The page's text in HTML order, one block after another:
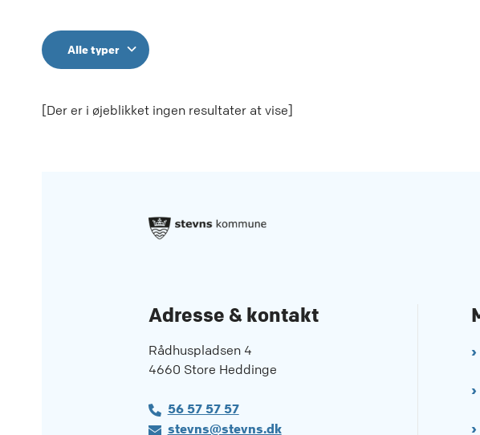
Alle typer
[Der er i øjeblikket ingen resultater at vise]
Adresse & kontakt
Rådhuspladsen 4
4660 Store Heddinge
56 57 57 57
stevns@stevns.dk